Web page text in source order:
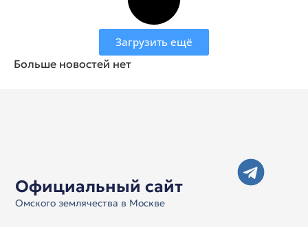
Загрузить ещё
Больше новостей нет
Официальный сайт
Омского землячества в Москве